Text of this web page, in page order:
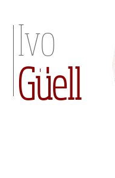
Ivo
Güell